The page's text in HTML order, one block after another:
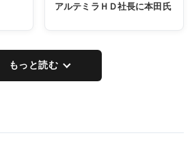
アルテミラＨＤ社長に本田氏
もっと読む